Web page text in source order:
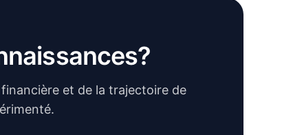
et de la trajectoire de